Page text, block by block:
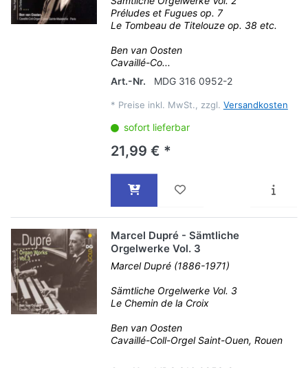
Préludes et Fugues op. 7
Le Tombeau de Titelouze op. 38 etc.
Ben van Oosten
Cavaillé-Co...
Art.-Nr.
MDG 316 0952-2
* Preise inkl. MwSt., zzgl. Versandkosten
sofort lieferbar
21,99 € *
Marcel Dupré - Sämtliche
Orgelwerke Vol. 3
Marcel Dupré (1886-1971)
Sämtliche Orgelwerke Vol. 3
Le Chemin de la Croix
Ben van Oosten
Cavaillé-Coll-Orgel Saint-Ouen, Rouen